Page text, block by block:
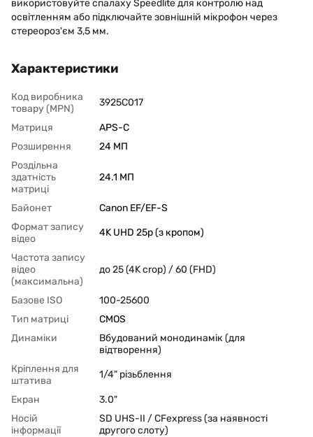
використовуйте спалаху Speedlite для контролю над
освітленням або підключайте зовнішній мікрофон через
стереороз'єм 3,5 мм.
Характеристики
Код виробника
товару (MPN)
3925C017
Матриця
APS-C
Розширення
24 МП
Роздільна
здатність
матриці
24.1 МП
Байонет
Canon EF/EF-S
Формат запису
відео
4K UHD 25p (з кропом)
Частота запису
відео
(максимальна)
до 25 (4K crop) / 60 (FHD)
Базове ISO
100-25600
Тип матриці
CMOS
Динаміки
Вбудований монодинамік (для
відтворення)
Кріплення для
штатива
1/4" різьблення
Екран
3.0"
Носій
інформації
SD UHS-II / CFexpress (за наявності
другого слоту)